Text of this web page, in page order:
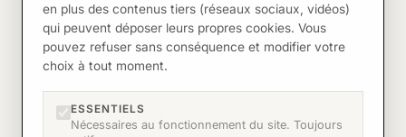
ENTREPRISE
CLAP DE FIN POUR PRODIGIMA
21 mai 2026
ENTREPRISE
TRANSMISSION
en plus des contenus tiers (réseaux sociaux, vidéos)
qui peuvent déposer leurs propres cookies. Vous
pouvez refuser sans conséquence et modifier votre
choix à tout moment.
ESSENTIELS
Nécessaires au fonctionnement du site. Toujours